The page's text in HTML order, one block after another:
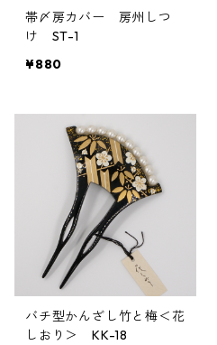
帯〆房カバー 房州しつ
け ST-1
¥880
バチ型かんざし竹と梅＜花
しおり＞ KK-18